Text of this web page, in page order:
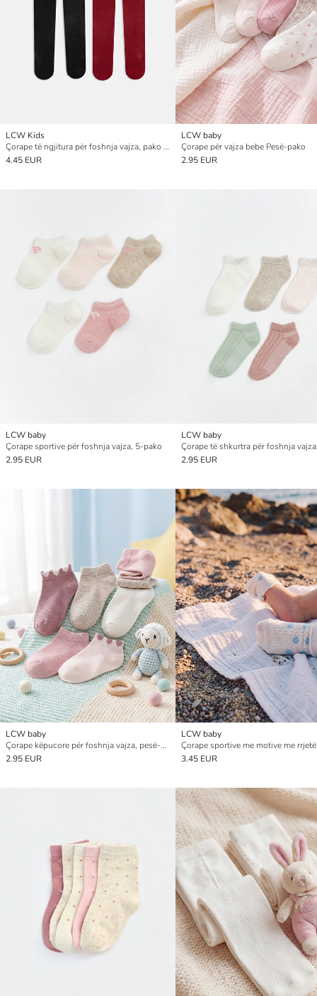
LCW Kids
Çorape të ngjitura për foshnja vajza, pako me 2 copë
4.45 EUR
LCW baby
Çorape për vajza bebe Pesë-pako
2.95 EUR
LCW baby
Çorape sportive për foshnja vajza, 5-pako
2.95 EUR
LCW baby
2.95 EUR
LCW baby
Çorape këpucore për foshnja vajza, pesë-pako
2.95 EUR
LCW baby
3.45 EUR